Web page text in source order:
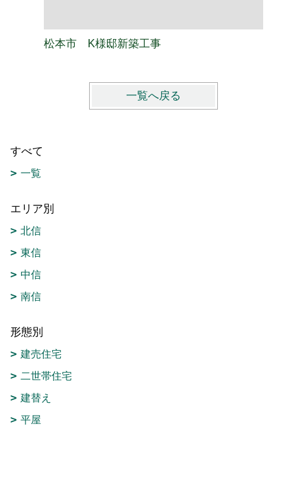
松本市 K様邸新築工事
一覧へ戻る
すべて
一覧
エリア別
北信
東信
中信
南信
形態別
建売住宅
二世帯住宅
建替え
平屋